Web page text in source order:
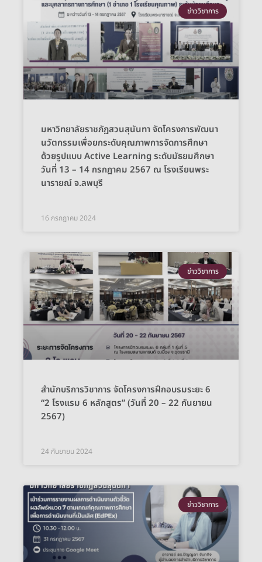
ข่าววิชาการ
มหาวิทยาลัยราชภัฏสวนสุนันทา จัดโครงการพัฒนา
นวัตกรรมเพื่อยกระดับคุณภาพการจัดการศึกษา
ด้วยรูปแบบ Active Learning ระดับมัธยมศึกษา
วันที่ 13 – 14 กรกฎาคม 2567 ณ โรงเรียนพระ
นารายณ์ จ.ลพบุรี
16 กรกฎาคม 2024
ข่าววิชาการ
สำนักบริการวิชาการ จัดโครงการฝึกอบรมระยะ 6
“2 โรงแรม 6 หลักสูตร” (วันที่ 20 – 22 กันยายน
2567)
24 กันยายน 2024
ข่าววิชาการ